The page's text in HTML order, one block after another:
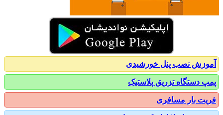
نصب پنل خورشیدی
دستگاه تزریق پلاستیک
بار مسافری